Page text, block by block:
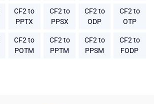
CF2 to
PPTX
CF2 to
PPSX
CF2 to
ODP
CF2 to
OTP
CF2 to
POTM
CF2 to
PPTM
CF2 to
PPSM
CF2 to
FODP